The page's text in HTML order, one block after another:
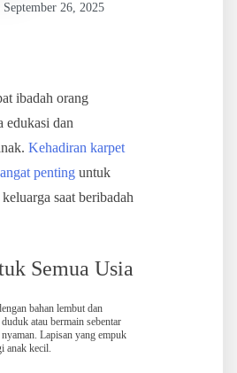
September 26, 2025
ibadah orang
edukasi dan
Kehadiran karpet
penting untuk
saat beribadah
Semua Usia
bahan lembut dan
atau bermain sebentar
Lapisan yang empuk
anak kecil.